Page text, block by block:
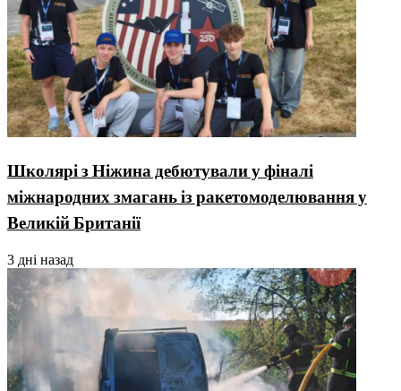
Школярі з Ніжина дебютували у фіналі
міжнародних змагань із ракетомоделювання у
Великій Британії
3 дні назад